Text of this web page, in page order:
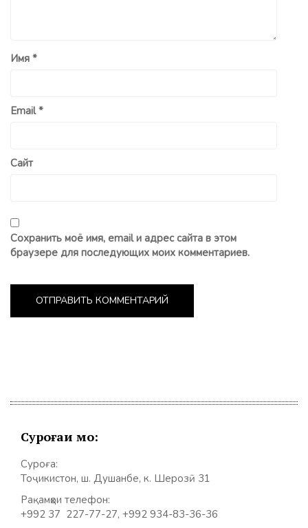
Имя *
Email*
Сайт
Сохранить моё имя, email и адрес сайта в этом
браузере для последующих моих комментариев.
Суроғаи мо:
Суроға:
Тоҷикистон, ш. Душанбе, к. Шерозӣ 31
Рақамҳои телефон:
+992 37 227-77-27, +992 934-83-36-36